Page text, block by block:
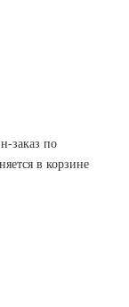
заказ по
в корзине